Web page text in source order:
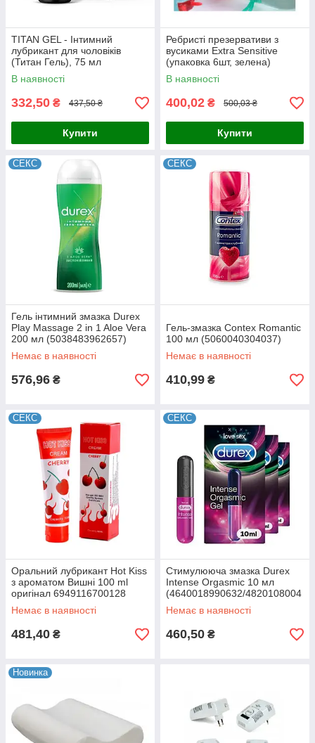
TITAN GEL - Інтимний
лубрикант для чоловіків
(Титан Гель), 75 мл
В наявності
332,50 ₴ 437,50 ₴
Купити
Ребристі презервативи з
вусиками Extra Sensitive
(упаковка 6шт, зелена)
оригінал 6934439715867з
В наявності
400,02 ₴ 500,03 ₴
Купити
СЕКС
Гель інтимний змазка Durex
Play Massage 2 in 1 Aloe Vera
200 мл (5038483962657)
Немає в наявності
576,96 ₴
СЕКС
Гель-змазка Contex Romantic
100 мл (5060040304037)
Немає в наявності
410,99 ₴
СЕКС
Оральний лубрикант Hot Kiss
з ароматом Вишні 100 ml
оригінал 6949116700128
Немає в наявності
481,40 ₴
СЕКС
Стимулююча змазка Durex
Intense Orgasmic 10 мл
(4640018990632/4820108004
597)
Немає в наявності
460,50 ₴
Новинка